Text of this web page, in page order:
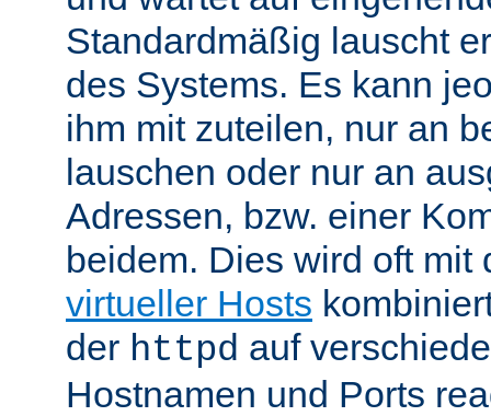
Standardmäßig lauscht
des Systems. Es kann
ihm mit zuteilen, nur an
lauschen oder nur an
Adressen, bzw. einer
beidem. Dies wird oft mit
virtueller Hosts
der httpd auf
Hostnamen und Ports